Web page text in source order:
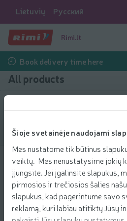
Šioje svetainėje naudojami
Mes nustatome tik būtinus
veiktų. Mes nenustatysime jokių
įjungsite. Jei įgalinsite slapukus,
pirmosios ir trečiosios šalies
slapukus, kad pagerintume savo
reklamą, kuri labiau atitiktų Jūsų
Lietuvių Русский
Rimi.lt
Book delivery time here
All products
Filter
6 15
Dantų pasta
9.49 €
949
€/pcs.Price
126,53 €/l
Add to cart